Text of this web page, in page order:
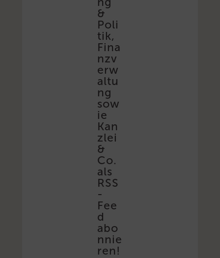
&
Poli
tik,
Fina
nzv
erw
altu
ng
sow
ie
Kan
zlei
&
Co.
als
RSS
-
Fee
d
abo
nnie
ren!